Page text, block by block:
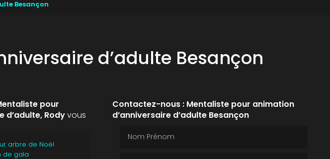
Besançon
d’adulte Besançon
pour
d’adulte, Rodyvous
arbre de Noël
de gala
Contactez-nous : Mentaliste pour animation
d’anniversaire d’adulte Besançon